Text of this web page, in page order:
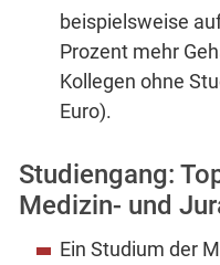
beispielsweise
Prozent mehr
Kollegen ohne
Euro).
Studiengang:
Medizin- und
Ein Studium der